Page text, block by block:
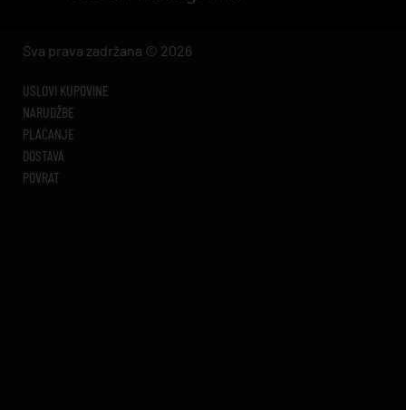
Sva prava zadržana © 2026
USLOVI KUPOVINE
NARUDŽBE
PLAĆANJE
DOSTAVA
POVRAT